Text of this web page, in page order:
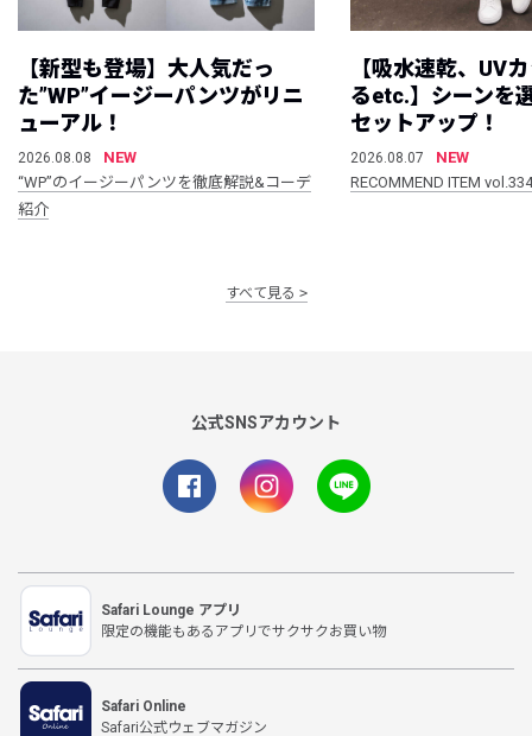
【新型も登場】大人気だっ
た”WP”イージーパンツがリニ
ューアル！
2026.08.08
NEW
“WP”のイージーパンツを徹底解説&コーデ
紹介
【吸水速乾、UV
るetc.】シーンを
セットアップ！
2026.08.07
NEW
RECOMMEND ITEM vol.334
すべて見る
公式SNSアカウント
Safari Lounge アプリ
限定の機能もあるアプリでサクサクお買い物
Safari Online
Safari公式ウェブマガジン